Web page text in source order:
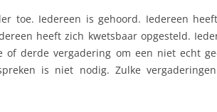
toe. Iedereen is gehoord. Iedereen
heeft zich kwetsbaar opgesteld.
of derde vergadering om een niet echt
is niet nodig. Zulke